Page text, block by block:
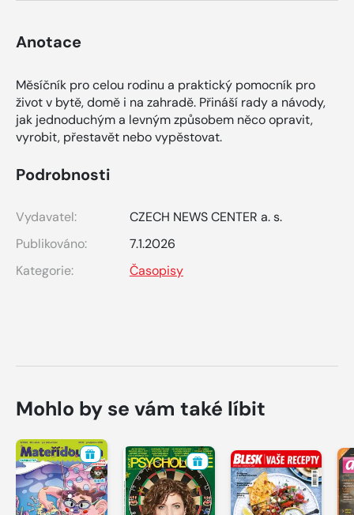
Anotace
Měsíčník pro celou rodinu a praktický pomocník pro
život v bytě, domě i na zahradě. Přináší rady a návody,
jak jednoduchým a levným způsobem něco opravit,
vyrobit, přestavět nebo vypěstovat.
Podrobnosti
Vydavatel:
CZECH NEWS CENTER a. s.
Publikováno:
7.1.2026
Kategorie:
Časopisy
Mohlo by se vám také líbit